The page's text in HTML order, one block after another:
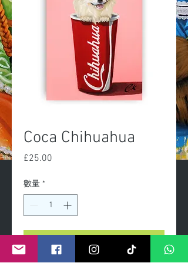
Coca Chihuahua
£25.00
數量 *
新增至購物車